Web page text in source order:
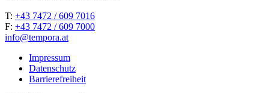
T: +43 7472 / 609 7016
F: +43 7472 / 609 7000
info@tempora.at
Impressum
Datenschutz
Barrierefreiheit